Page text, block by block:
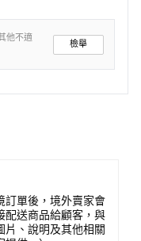
他不適
檢舉
訂單後，境外賣家會
配送商品給顧客，與
片、說明及其他相關